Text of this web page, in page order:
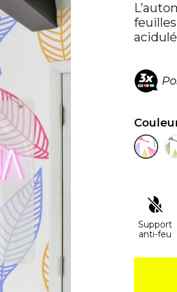
Support
anti-feu